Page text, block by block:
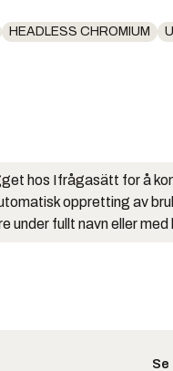
HEADLESS CHROMIUM
hos Ifrågasätt for å
oppretting av
under fullt navn eller med
Se